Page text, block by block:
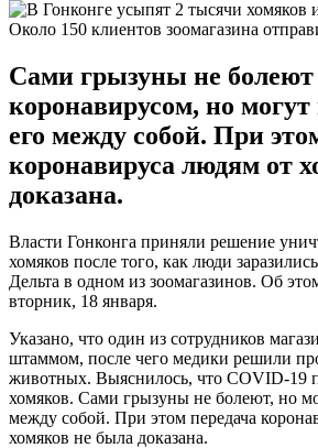
Около 150 клиентов зоомагазина
Сами грызуны не болеют
коронавирусом, но могут
его между собой. При
коронавируса людям от
доказана.
Власти Гонконга приняли решение
хомяков после того, как люди
Дельта в одном из зоомагазинов. Об
вторник, 18 января.
Указано, что один из сотрудников
штаммом, после чего медики решили
животных. Выяснилось, что COVID-19
хомяков. Сами грызуны не болеют, но
между собой. При этом передача
хомяков не была доказана.